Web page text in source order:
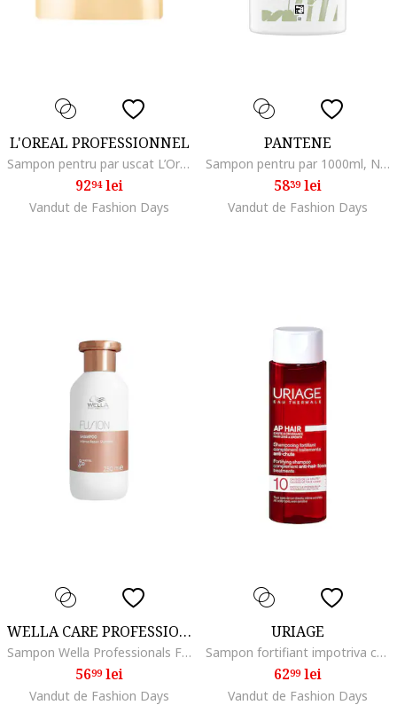
L'OREAL PROFESSIONNEL
Sampon pentru par uscat L’Oreal Professionnel Serie Expert Absolut Repair,, 0.5 l
9294lei
Vandut de Fashion Days
PANTENE
Sampon pentru par 1000ml, Normal/Uscat/Gras/Subtire/Degradat/Drept
5839lei
Vandut de Fashion Days
WELLA CARE PROFESSIONAL
Sampon Wella Professionals Fusion de reparare pentru par deteriorat, 250 ml
5699lei
Vandut de Fashion Days
URIAGE
Sampon fortifiant impotriva caderii parului AP Hair 200 ml
6299lei
Vandut de Fashion Days